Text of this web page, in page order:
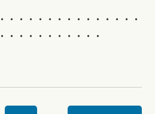
・
・・・・・・・・・・・・・
・・・・・・・・・・